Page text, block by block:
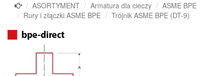
ASORTYMENT Armatura dla cieczy
ASME BPE
Rury i złączki ASME BPE
Trójnik ASME BPE (DT-9)